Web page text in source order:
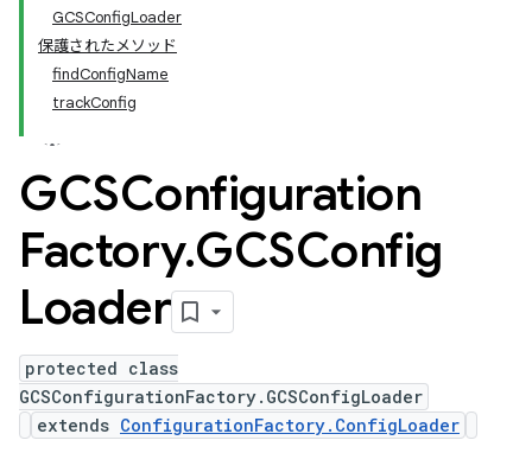
GCSConfigLoader
保護されたメソッド
findConfigName
trackConfig
GCSConfiguration
Factory.GCSConfig
Loader
protected class
GCSConfigurationFactory.GCSConfigLoader
extends ConfigurationFactory.ConfigLoader